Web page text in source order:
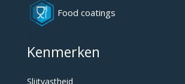
Food coatings
Kenmerken
Slijtvastheid